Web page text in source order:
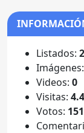
Listados:
Imágenes:
Videos: 0
Visitas:
Votos: